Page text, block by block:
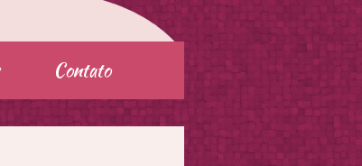
Contato